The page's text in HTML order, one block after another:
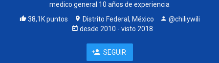
medico general 10 años de experiencia
38,1K puntos
Distrito Federal, México
@chiliywili
desde 2010 - visto 2018
SEGUIR